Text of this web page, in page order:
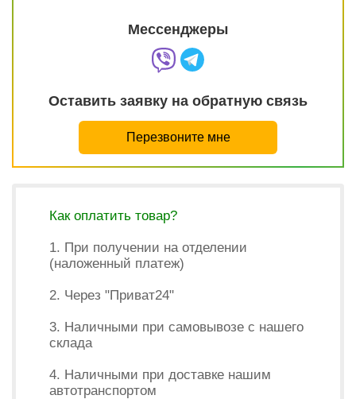
Мессенджеры
Оставить заявку на обратную связь
Перезвоните мне
Как оплатить товар?
1. При получении на отделении
(наложенный платеж)
2. Через "Приват24"
3. Наличными при самовывозе с нашего
склада
4. Наличными при доставке нашим
автотранспортом